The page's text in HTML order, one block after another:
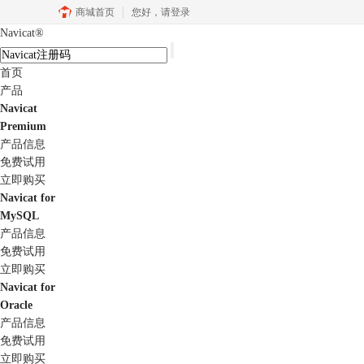
商城首页 您好， 请登录
Navicat®
首页
产品
Navicat
Premium
产品信息
免费试用
立即购买
Navicat for
MySQL
产品信息
免费试用
立即购买
Navicat for
Oracle
产品信息
免费试用
立即购买